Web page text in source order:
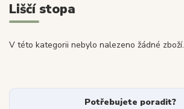
Liščí stopa
V této kategorii nebylo nalezeno žádné zboží.
Potřebujete poradit?